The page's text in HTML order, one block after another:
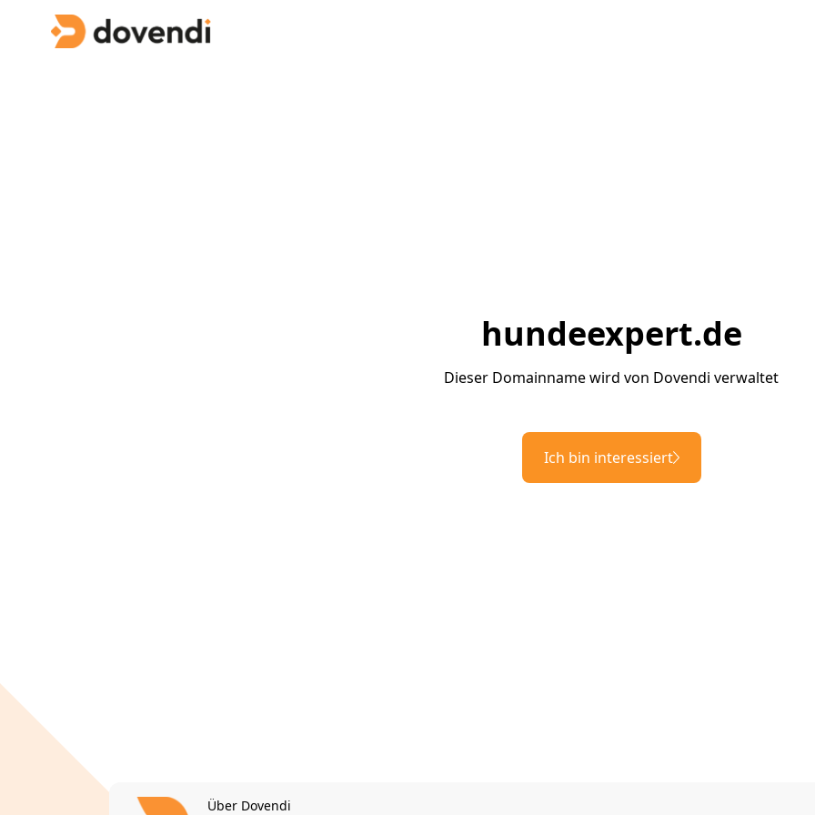
hundeexpert.de
Dieser Domainname wird von Dovendi verwaltet
Ich bin interessiert
Über Dovendi